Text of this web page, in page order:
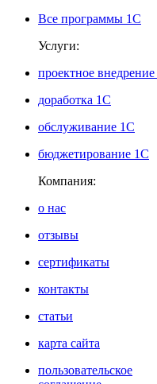
Все программы 1С
Услуги:
проектное
доработка 1С
обслуживание 1С
бюджетирование 1С
Компания:
о нас
отзывы
сертификаты
контакты
статьи
карта сайта
пользовательское